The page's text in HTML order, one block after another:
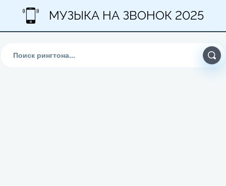
МУЗЫКА НА ЗВОНОК 2025